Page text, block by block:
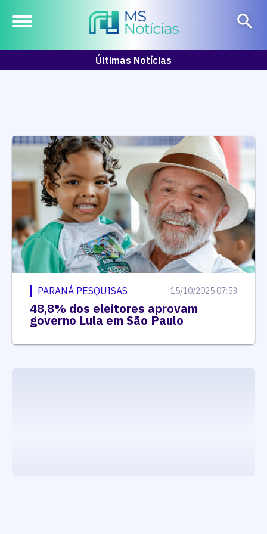
Últimas Notícias
PARANÁ PESQUISAS 15/10/2025 07:53
48,8% dos eleitores aprovam
governo Lula em São Paulo